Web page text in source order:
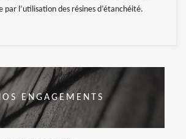
par l’utilisation des résines d’étanchéité.
ENGAGEMENTS